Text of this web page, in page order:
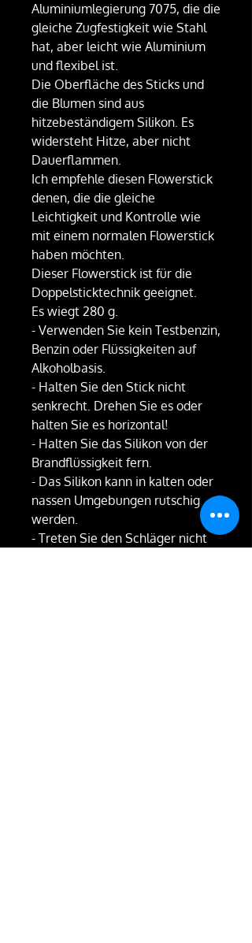
Aluminiumlegierung 7075, die die
gleiche Zugfestigkeit wie Stahl
hat, aber leicht wie Aluminium
und flexibel ist.
Die Oberfläche des Sticks und
die Blumen sind aus
hitzebeständigem Silikon. Es
widersteht Hitze, aber nicht
Dauerflammen.
Ich empfehle diesen Flowerstick
denen, die die gleiche
Leichtigkeit und Kontrolle wie
mit einem normalen Flowerstick
haben möchten.
Dieser Flowerstick ist für die
Doppelsticktechnik geeignet.
Es wiegt 280 g.
- Verwenden Sie kein Testbenzin,
Benzin oder Flüssigkeiten auf
Alkoholbasis.
- Halten Sie den Stick nicht
senkrecht. Drehen Sie es oder
halten Sie es horizontal!
- Halten Sie das Silikon von der
Brandflüssigkeit fern.
- Das Silikon kann in kalten oder
nassen Umgebungen rutschig
werden.
- Treten Sie den Schläger nicht